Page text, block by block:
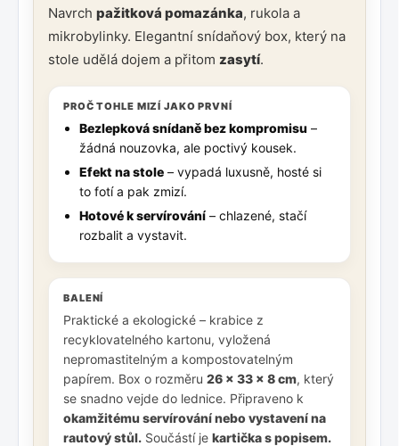
Navrch pažitková pomazánka, rukola a
mikrobylinky. Elegantní snídaňový box, který na
stole udělá dojem a přitom zasytí.
PROČ TOHLE MIZÍ JAKO PRVNÍ
Bezlepková snídaně bez kompromisu –
žádná nouzovka, ale poctivý kousek.
Efekt na stole – vypadá luxusně, hosté si
to fotí a pak zmizí.
Hotové k servírování – chlazené, stačí
rozbalit a vystavit.
BALENÍ
Praktické a ekologické – krabice z
recyklovatelného kartonu, vyložená
nepromastitelným a kompostovatelným
papírem. Box o rozměru 26 × 33 × 8 cm, který
se snadno vejde do lednice. Připraveno k
okamžitému servírování nebo vystavení na
rautový stůl. Součástí je kartička s popisem.